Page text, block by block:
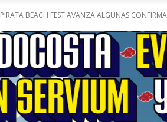
PIRATA BEACH FEST AVANZA ALGUNAS